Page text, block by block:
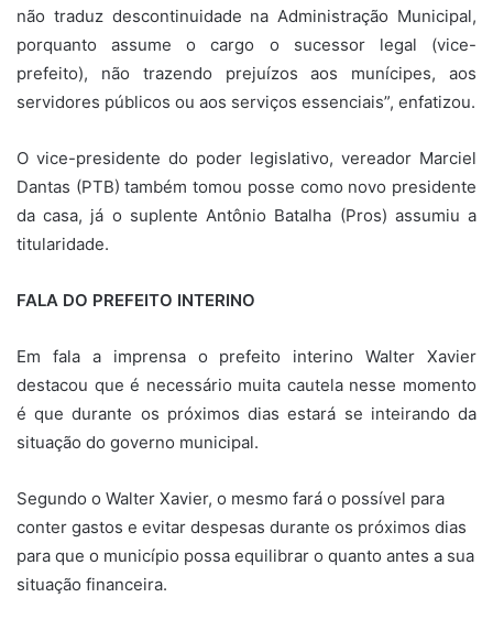
não traduz descontinuidade na Administração Municipal,
porquanto assume o cargo o sucessor legal (vice-
prefeito), não trazendo prejuízos aos munícipes, aos
servidores públicos ou aos serviços essenciais”, enfatizou.
O vice-presidente do poder legislativo, vereador Marciel
Dantas (PTB) também tomou posse como novo presidente
da casa, já o suplente Antônio Batalha (Pros) assumiu a
titularidade.
FALA DO PREFEITO INTERINO
Em fala a imprensa o prefeito interino Walter Xavier
destacou que é necessário muita cautela nesse momento
é que durante os próximos dias estará se inteirando da
situação do governo municipal.
Segundo o Walter Xavier, o mesmo fará o possível para
conter gastos e evitar despesas durante os próximos dias
para que o município possa equilibrar o quanto antes a sua
situação financeira.